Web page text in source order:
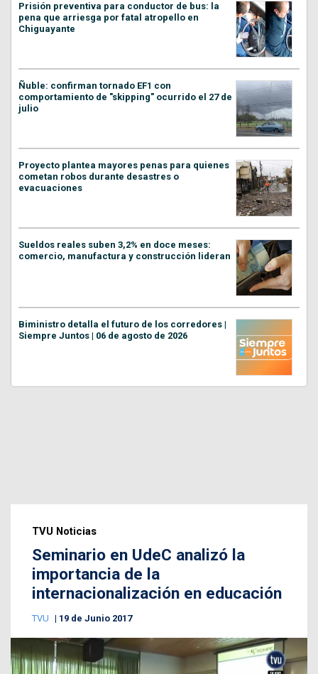
Prisión preventiva para conductor de bus: la
pena que arriesga por fatal atropello en
Chiguayante
Ñuble: confirman tornado EF1 con
comportamiento de "skipping" ocurrido el 27 de
julio
Proyecto plantea mayores penas para quienes
cometan robos durante desastres o
evacuaciones
Sueldos reales suben 3,2% en doce meses:
comercio, manufactura y construcción lideran
Biministro detalla el futuro de los corredores |
Siempre Juntos | 06 de agosto de 2026
TVU Noticias
Seminario en UdeC analizó la
importancia de la
internacionalización en educación
TVU 19 de Junio 2017